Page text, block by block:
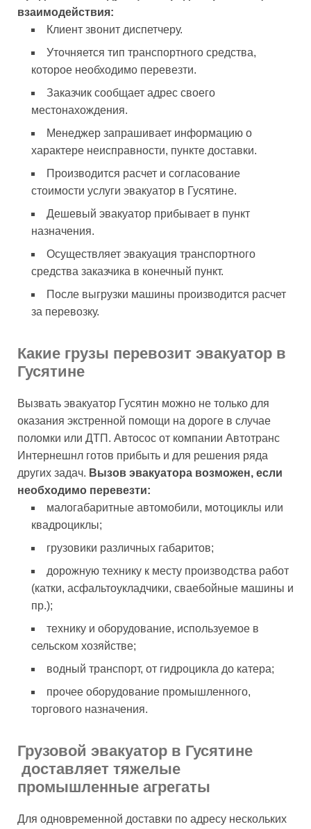
взаимодействия:
Клиент звонит диспетчеру.
Уточняется тип транспортного средства,
которое необходимо перевезти.
Заказчик сообщает адрес своего
местонахождения.
Менеджер запрашивает информацию о
характере неисправности, пункте доставки.
Производится расчет и согласование
стоимости услуги эвакуатор в Гусятине.
Дешевый эвакуатор прибывает в пункт
назначения.
Осуществляет эвакуация транспортного
средства заказчика в конечный пункт.
После выгрузки машины производится расчет
за перевозку.
Какие грузы перевозит эвакуатор в
Гусятине
Вызвать эвакуатор Гусятин можно не только для
оказания экстренной помощи на дороге в случае
поломки или ДТП. Автосос от компании Автотранс
Интернешнл готов прибыть и для решения ряда
других задач. Вызов эвакуатора возможен, если
необходимо перевезти:
малогабаритные автомобили, мотоциклы или
квадроциклы;
грузовики различных габаритов;
дорожную технику к месту производства работ
(катки, асфальтоукладчики, сваебойные машины и
пр.);
технику и оборудование, используемое в
сельском хозяйстве;
водный транспорт, от гидроцикла до катера;
прочее оборудование промышленного,
торгового назначения.
Грузовой эвакуатор в Гусятине
доставляет тяжелые
промышленные агрегаты
Для одновременной доставки по адресу нескольких